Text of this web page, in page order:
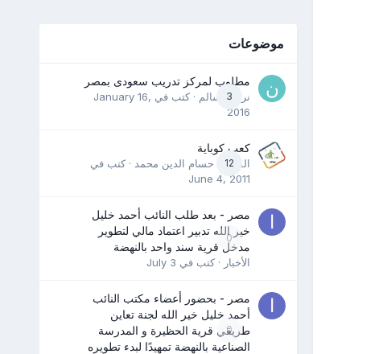
موضوعات
3
مطلوب لمركز تدريب سعودى بمصر
نرمين سالم · كتب في January 16,
2016
12
كعب كوباية
المدرب حسام الدين محمد · كتب في
June 4, 2011
0
مصر - بعد طلب النائب أحمد خليل
خير الله تدبير اعتماد مالي لتطوير
مدخل قرية سند واحد بالنهضة
الأخبار · كتب في July 3
0
مصر - بحضور أعضاء مكتب النائب
أحمد خليل خير الله لجنة تعاين
طريقي قرية الحظيرة و المدرسة
الصناعية بالنهضة تمهيدًا لبدء تطويره